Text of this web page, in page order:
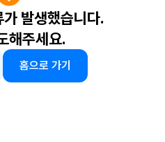
발생했습니다.
해주세요.
홈으로 가기